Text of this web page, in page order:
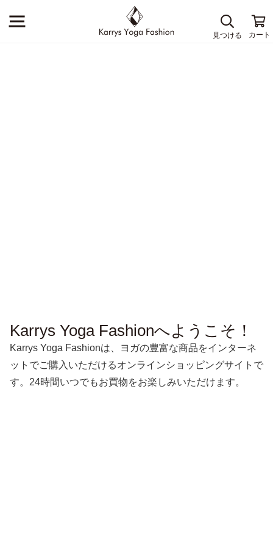
Karrys Yoga Fashionへようこそ！
Karrys Yoga Fashionは、ヨガの豊富な商品をインターネ
ットでご購入いただけるオンラインショッピングサイトで
す。24時間いつでもお買物をお楽しみいただけます。